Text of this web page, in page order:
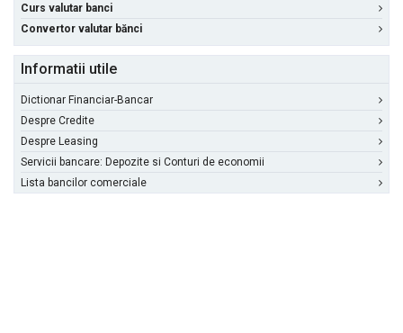
Curs valutar banci
Convertor valutar bănci
Informatii utile
Dictionar Financiar-Bancar
Despre Credite
Despre Leasing
Servicii bancare: Depozite si Conturi de economii
Lista bancilor comerciale